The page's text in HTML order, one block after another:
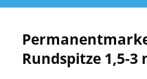
Rundspitze 1,5-3